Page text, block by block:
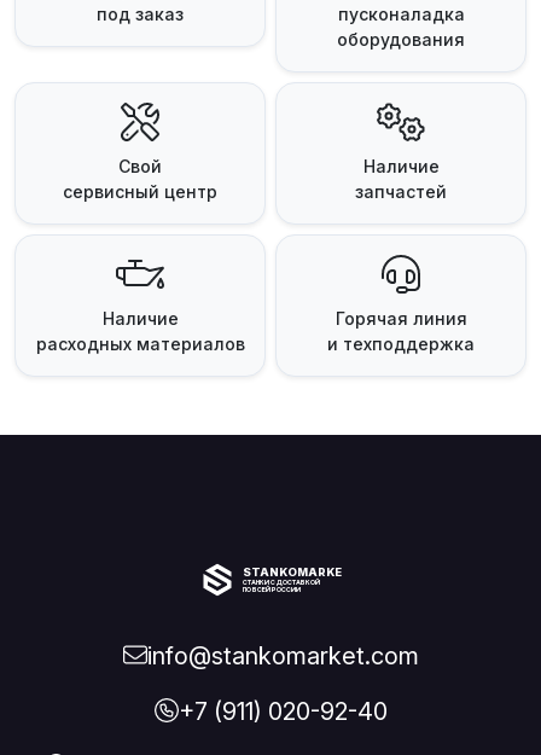
под заказ
пусконаладка
оборудования
Свой
сервисный центр
Наличие
запчастей
Наличие
расходных материалов
Горячая линия
и техподдержка
STANKOMARKET
СТАНКИ С ДОСТАВКОЙ
ПО ВСЕЙ РОССИИ
info@stankomarket.com
+7 (911) 020-92-40